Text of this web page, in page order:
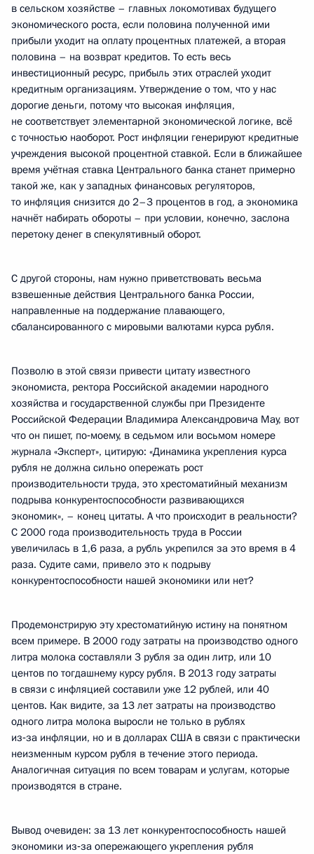
в сельском хозяйстве – главных локомотивах будущего
экономического роста, если половина полученной ими
прибыли уходит на оплату процентных платежей, а вторая
половина – на возврат кредитов. То есть весь
инвестиционный ресурс, прибыль этих отраслей уходит
кредитным организациям. Утверждение о том, что у нас
дорогие деньги, потому что высокая инфляция,
не соответствует элементарной экономической логике, всё
с точностью наоборот. Рост инфляции генерируют кредитные
учреждения высокой процентной ставкой. Если в ближайшее
время учётная ставка Центрального банка станет примерно
такой же, как у западных финансовых регуляторов,
то инфляция снизится до 2–3 процентов в год, а экономика
начнёт набирать обороты – при условии, конечно, заслона
перетоку денег в спекулятивный оборот.
С другой стороны, нам нужно приветствовать весьма
взвешенные действия Центрального банка России,
направленные на поддержание плавающего,
сбалансированного с мировыми валютами курса рубля.
Позволю в этой связи привести цитату известного
экономиста, ректора Российской академии народного
хозяйства и государственной службы при Президенте
Российской Федерации Владимира Александровича Мау, вот
что он пишет, по‑моему, в седьмом или восьмом номере
журнала «Эксперт», цитирую: «Динамика укрепления курса
рубля не должна сильно опережать рост
производительности труда, это хрестоматийный механизм
подрыва конкурентоспособности развивающихся
экономик», – конец цитаты. А что происходит в реальности?
С 2000 года производительность труда в России
увеличилась в 1,6 раза, а рубль укрепился за это время в 4
раза. Судите сами, привело это к подрыву
конкурентоспособности нашей экономики или нет?
Продемонстрирую эту хрестоматийную истину на понятном
всем примере. В 2000 году затраты на производство одного
литра молока составляли 3 рубля за один литр, или 10
центов по тогдашнему курсу рубля. В 2013 году затраты
в связи с инфляцией составили уже 12 рублей, или 40
центов. Как видите, за 13 лет затраты на производство
одного литра молока выросли не только в рублях
из‑за инфляции, но и в долларах США в связи с практически
неизменным курсом рубля в течение этого периода.
Аналогичная ситуация по всем товарам и услугам, которые
производятся в стране.
Вывод очевиден: за 13 лет конкурентоспособность нашей
экономики из‑за опережающего укрепления рубля